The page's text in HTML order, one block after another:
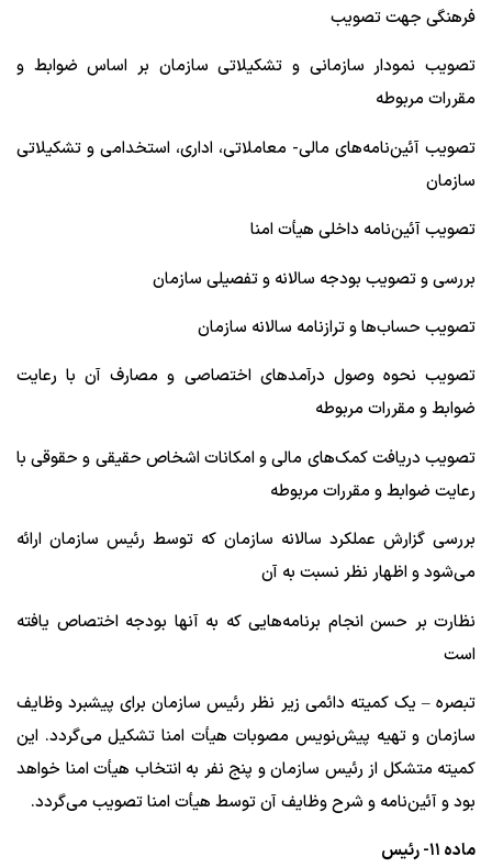
فرهنگی جهت تصویب
تصویب نمودار سازمانی و تشکیلاتی سازمان بر اساس ضوابط و
مقررات مربوطه
تصویب آئین‌نامه‌های مالی- معاملاتی، اداری، استخدامی و تشکیلاتی
سازمان
تصویب آئین‌نامه داخلی هیأت امنا
بررسی و تصویب بودجه سالانه و تفصیلی سازمان
تصویب حساب‌ها و ترازنامه سالانه سازمان
تصویب نحوه وصول درآمدهای اختصاصی و مصارف آن با رعایت
ضوابط و مقررات مربوطه
تصویب دریافت کمک‌های مالی و امکانات اشخاص حقیقی و حقوقی با
رعایت ضوابط و مقررات مربوطه
بررسی گزارش عملکرد سالانه سازمان که توسط رئیس سازمان ارائه
می‌شود و اظهار نظر نسبت به آن
نظارت بر حسن انجام برنامه‌هایی که به آنها بودجه اختصاص یافته
است
تبصره – یک کمیته دائمی زیر نظر رئیس سازمان برای پیشبرد وظایف
سازمان و تهیه پیش‌نویس مصوبات هیأت امنا تشکیل می‌گردد. این
کمیته متشکل از رئیس سازمان و پنج نفر به انتخاب هیأت امنا خواهد
بود و آئین‌نامه و شرح وظایف آن توسط هیأت امنا تصویب می‌گردد.
ماده ۱۱- رئیس